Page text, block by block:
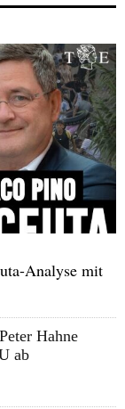
Analyse mit
Hahne
ab